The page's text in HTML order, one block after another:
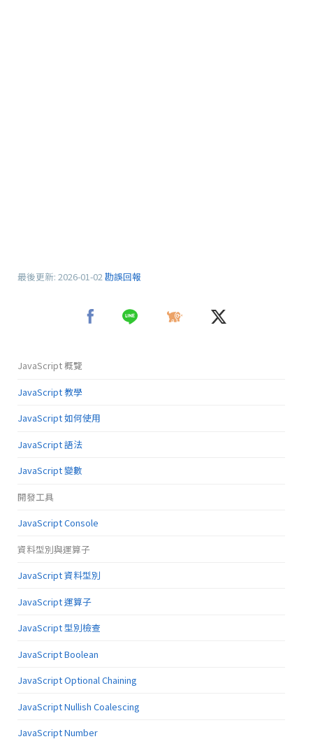
最後更新: 2026-01-02勘誤回報
JavaScript 概覽
JavaScript 教學
JavaScript 如何使用
JavaScript 語法
JavaScript 變數
開發工具
JavaScript Console
資料型別與運算子
JavaScript 資料型別
JavaScript 運算子
JavaScript 型別檢查
JavaScript Boolean
JavaScript Optional Chaining
JavaScript Nullish Coalescing
JavaScript Number